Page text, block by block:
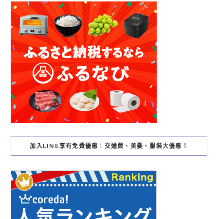
加入LINE享有免費優惠：交通費、美髮、服裝大優惠！